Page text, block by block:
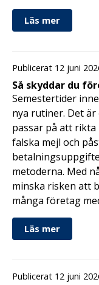
Läs mer
Publicerat 12 juni
Så skyddar du
Semestertider
nya rutiner. Det är
passar på att
falska mejl och
metoderna. Med
minska risken att
många företag
Läs mer
Publicerat 12 juni